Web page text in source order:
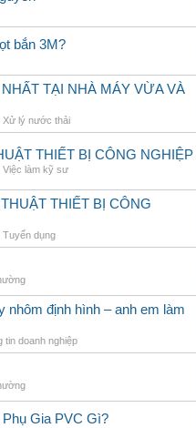
bắn 3M?
TẠI NHÀ MÁY VỪA VÀ
Xử lý nước thải
THIẾT BỊ CÔNG NGHIỆP
Việc làm kỹ sư
THIẾT BỊ CÔNG
Tuyển dụng
nhôm định hình – anh em làm
tin doanh nghiệp
Gia PVC Gì?